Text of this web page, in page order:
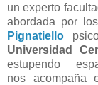
un experto
abordada por
Pignatiello
Universidad
estupendo
nos acompaña